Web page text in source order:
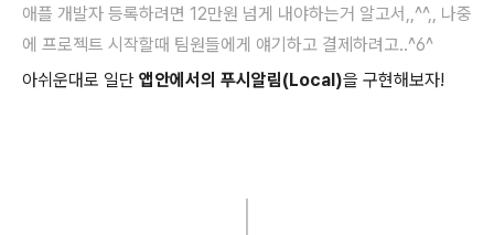
애플 개발자 등록하려면 12만원 넘게 내야하는거 알고서,,^^,, 나중
에 프로젝트 시작할때 팀원들에게 얘기하고 결제하려고..^6^
아쉬운대로 일단 앱안에서의 푸시알림(Local)을 구현해보자!